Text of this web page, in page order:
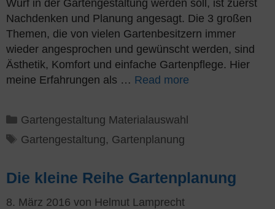
Wurf in der Gartengestaltung werden soll, ist zuerst
Nachdenken und Planung angesagt. Die 3 großen
Themen, die von vielen Gartenbesitzern immer
wieder angesprochen und gewünscht werden, sind
Ästhetik, Komfort und einfache Gartenpflege. Hier
meine Erfahrungen als … Read more
Kategorien
Gartengestaltung Materialauswahl
Schlagwörter
Gartengestaltung, Gartenplanung
Die kleine Reihe Gartenplanung
8. März 2016 von Helmut Lamprecht